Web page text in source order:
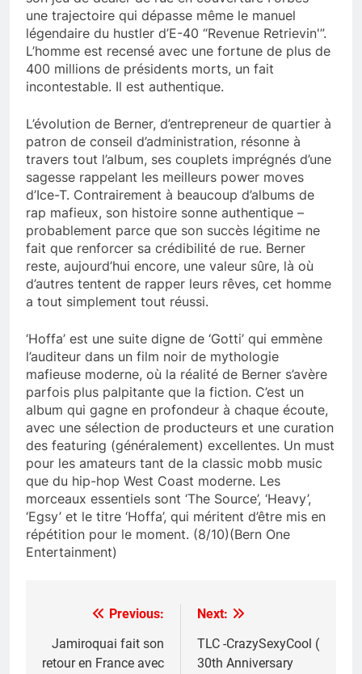
une trajectoire qui dépasse même le manuel
légendaire du hustler d’E-40 “Revenue Retrievin'”.
L’homme est recensé avec une fortune de plus de
400 millions de présidents morts, un fait
incontestable. Il est authentique.
L’évolution de Berner, d’entrepreneur de quartier à
patron de conseil d’administration, résonne à
travers tout l’album, ses couplets imprégnés d’une
sagesse rappelant les meilleurs power moves
d’Ice-T. Contrairement à beaucoup d’albums de
rap mafieux, son histoire sonne authentique –
probablement parce que son succès légitime ne
fait que renforcer sa crédibilité de rue. Berner
reste, aujourd’hui encore, une valeur sûre, là où
d’autres tentent de rapper leurs rêves, cet homme
a tout simplement tout réussi.
‘Hoffa’ est une suite digne de ‘Gotti’ qui emmène
l’auditeur dans un film noir de mythologie
mafieuse moderne, où la réalité de Berner s’avère
parfois plus palpitante que la fiction. C’est un
album qui gagne en profondeur à chaque écoute,
avec une sélection de producteurs et une curation
des featuring (généralement) excellentes. Un must
pour les amateurs tant de la classic mobb music
que du hip-hop West Coast moderne. Les
morceaux essentiels sont ‘The Source’, ‘Heavy’,
‘Egsy’ et le titre ‘Hoffa’, qui méritent d’être mis en
répétition pour le moment. (8/10)(Bern One
Entertainment)
navigation
Previous:
Jamiroquai fait son
retour en France avec
Next:
TLC -CrazySexyCool (
30th Anniversary